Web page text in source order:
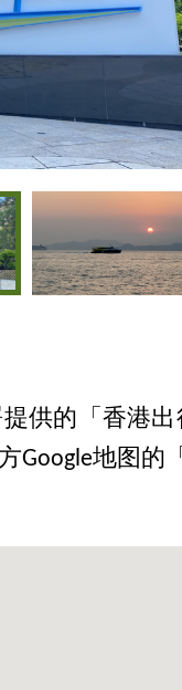
供的「香港出
地图的